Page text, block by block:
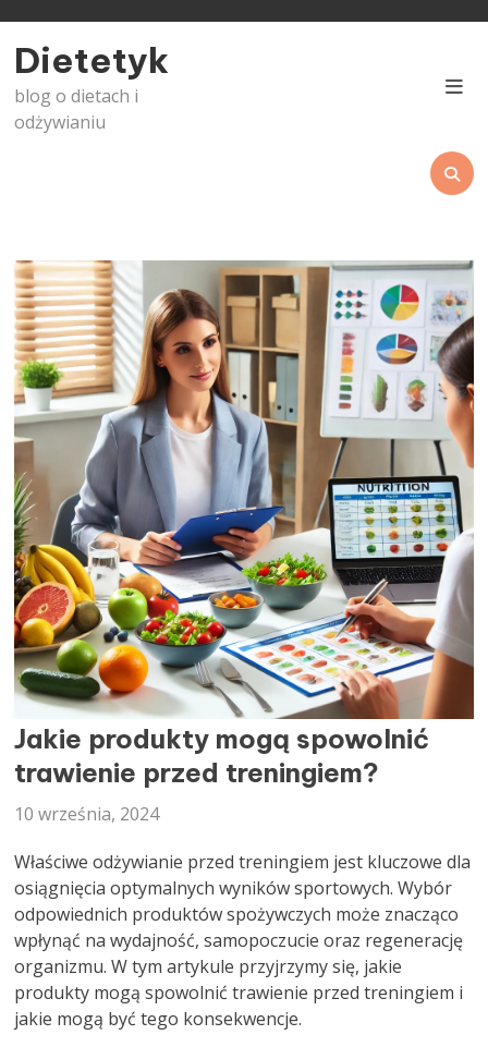
content
Dietetyk
blog o dietach i
odżywianiu
DIETETYK
Jakie produkty mogą spowolnić
trawienie przed treningiem?
10 września, 2024
Właściwe odżywianie przed treningiem jest kluczowe dla
osiągnięcia optymalnych wyników sportowych. Wybór
odpowiednich produktów spożywczych może znacząco
wpłynąć na wydajność, samopoczucie oraz regenerację
organizmu. W tym artykule przyjrzymy się, jakie
produkty mogą spowolnić trawienie przed treningiem i
jakie mogą być tego konsekwencje.